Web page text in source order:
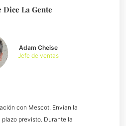
Dice La Gente
con Mescot. Envían la
previsto. Durante la
Adam Cheise
Jefe de ventas